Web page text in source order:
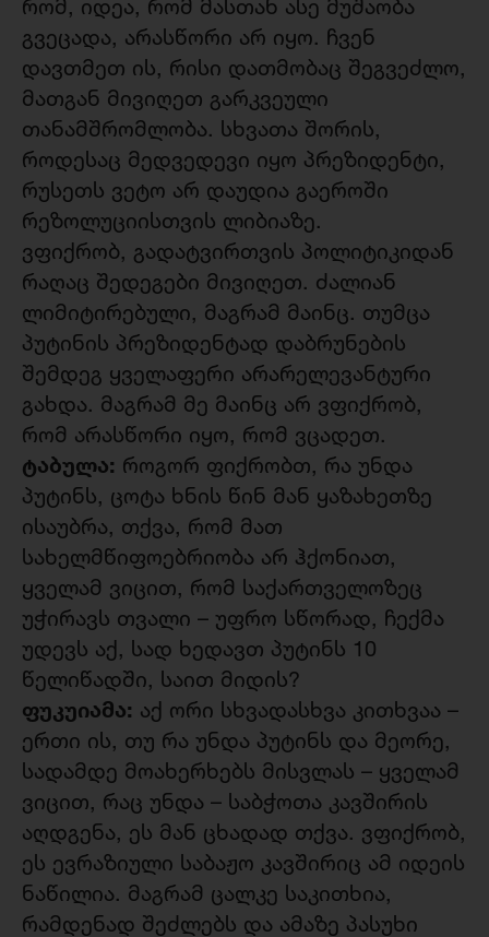
რომ, იდეა, რომ მასთან ასე მუშაობა
გვეცადა, არასწორი არ იყო. ჩვენ
დავთმეთ ის, რისი დათმობაც შეგვეძლო,
მათგან მივიღეთ გარკვეული
თანამშრომლობა. სხვათა შორის,
როდესაც მედვედევი იყო პრეზიდენტი,
რუსეთს ვეტო არ დაუდია გაეროში
რეზოლუციისთვის ლიბიაზე.
ვფიქრობ, გადატვირთვის პოლიტიკიდან
რაღაც შედეგები მივიღეთ. ძალიან
ლიმიტირებული, მაგრამ მაინც. თუმცა
პუტინის პრეზიდენტად დაბრუნების
შემდეგ ყველაფერი არარელევანტური
გახდა. მაგრამ მე მაინც არ ვფიქრობ,
რომ არასწორი იყო, რომ ვცადეთ.
ტაბულა: როგორ ფიქრობთ, რა უნდა
პუტინს, ცოტა ხნის წინ მან ყაზახეთზე
ისაუბრა, თქვა, რომ მათ
სახელმწიფოებრიობა არ ჰქონიათ,
ყველამ ვიცით, რომ საქართველოზეც
უჭირავს თვალი – უფრო სწორად, ჩექმა
უდევს აქ, სად ხედავთ პუტინს 10
წელიწადში, საით მიდის?
ფუკუიამა: აქ ორი სხვადასხვა კითხვაა –
ერთი ის, თუ რა უნდა პუტინს და მეორე,
სადამდე მოახერხებს მისვლას – ყველამ
ვიცით, რაც უნდა – საბჭოთა კავშირის
აღდგენა, ეს მან ცხადად თქვა. ვფიქრობ,
ეს ევრაზიული საბაჟო კავშირიც ამ იდეის
ნაწილია. მაგრამ ცალკე საკითხია,
რამდენად შეძლებს და ამაზე პასუხი